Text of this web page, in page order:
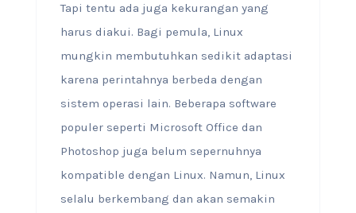
Tapi tentu ada juga kekurangan yang
harus diakui. Bagi pemula, Linux
mungkin membutuhkan sedikit adaptasi
karena perintahnya berbeda dengan
sistem operasi lain. Beberapa software
populer seperti Microsoft Office dan
Photoshop juga belum sepernuhnya
kompatible dengan Linux. Namun, Linux
selalu berkembang dan akan semakin